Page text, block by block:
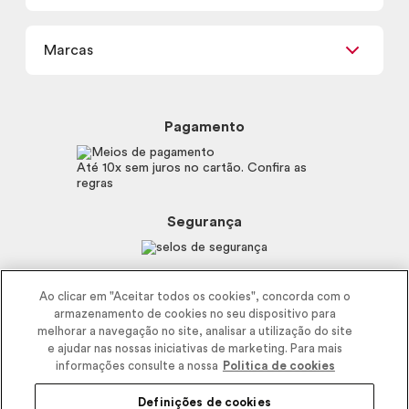
Código de defesa do consumidor
Trabalhe com a gente
Recomendações Covid19
Frete e Entrega
Fale Conosco
E-mail
Marcas
Pagamento
Até 10x sem juros no cartão. Confira as
regras
Segurança
Ao clicar em "Aceitar todos os cookies", concorda com o
armazenamento de cookies no seu dispositivo para
melhorar a navegação no site, analisar a utilização do site
e ajudar nas nossas iniciativas de marketing. Para mais
informações consulte a nossa
Politica de cookies
Definições de cookies